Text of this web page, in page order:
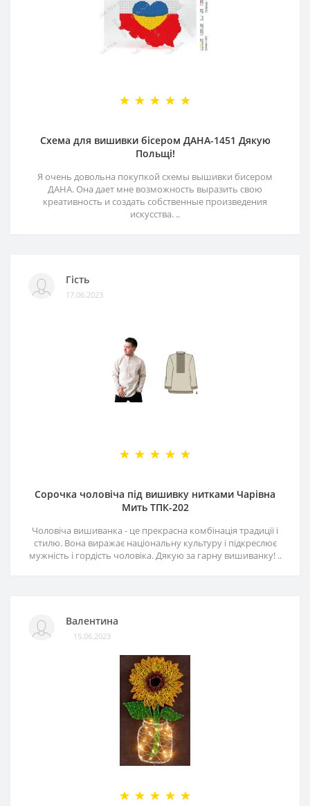
Схема для вишивки бісером ДАНА-1451 Дякую
Польщі!
Я очень довольна покупкой схемы вышивки бисером
ДАНА. Она дает мне возможность выразить свою
креативность и создать собственные произведения
искусства. ..
Гість
17.06.2023
Сорочка чоловіча під вишивку нитками Чарівна
Мить ТПК-202
Чоловіча вишиванка - це прекрасна комбінація традиції і
стилю. Вона виражає національну культуру і підкреслює
мужність і гордість чоловіка. Дякую за гарну вишиванку! ..
Валентина
15.06.2023